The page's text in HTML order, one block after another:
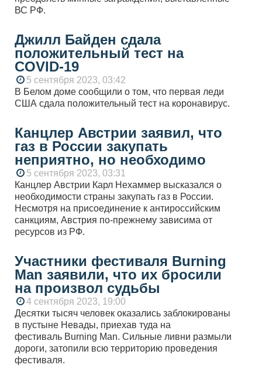
ВС РФ.
Джилл Байден сдала
положительный тест на
COVID-19
5 сентября 2023, 03:42
В Белом доме сообщили о том, что первая леди
США сдала положительный тест на коронавирус.
Канцлер Австрии заявил, что
газ в России закупать
неприятно, но необходимо
5 сентября 2023, 03:31
Канцлер Австрии Карл Нехаммер высказался о
необходимости страны закупать газ в России.
Несмотря на присоединение к антироссийским
санкциям, Австрия по-прежнему зависима от
ресурсов из РФ.
Участники фестиваля Burning
Man заявили, что их бросили
на произвол судьбы
4 сентября 2023, 19:00
Десятки тысяч человек оказались заблокированы
в пустыне Невады, приехав туда на
фестиваль Burning Man. Сильные ливни размыли
дороги, затопили всю территорию проведения
фестиваля.